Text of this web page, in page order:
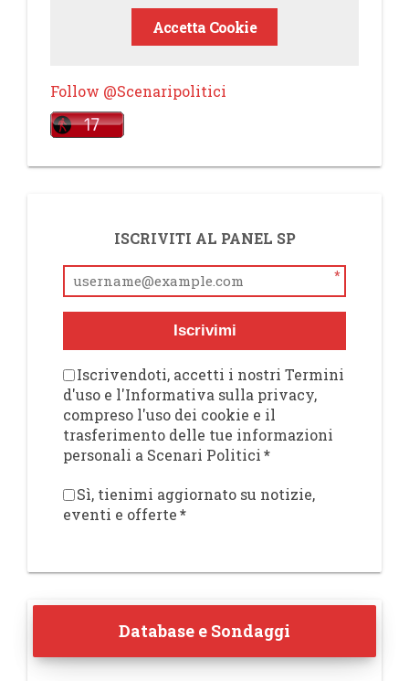
Accetta Cookie
Follow @Scenaripolitici
ISCRIVITI AL PANEL SP
*
Iscrivimi
Iscrivendoti, accetti i nostri Termini
d'uso e l'Informativa sulla privacy,
compreso l'uso dei cookie e il
trasferimento delle tue informazioni
personali a Scenari Politici*
Sì, tienimi aggiornato su notizie,
eventi e offerte*
Database e Sondaggi